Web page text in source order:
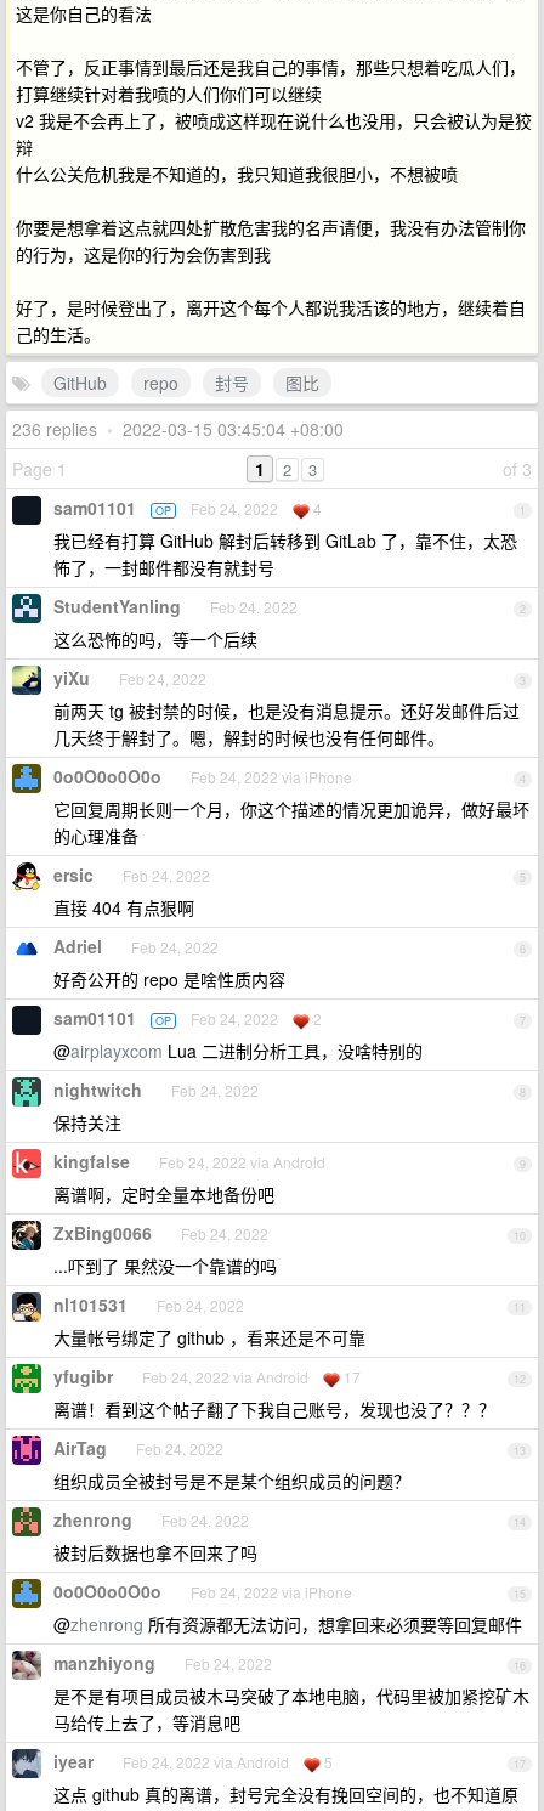
这是你自己的看法
不管了，反正事情到最后还是我自己的事情，那些只想着吃瓜人们，
打算继续针对着我喷的人们你们可以继续
v2 我是不会再上了，被喷成这样现在说什么也没用，只会被认为是狡
辩
什么公关危机我是不知道的，我只知道我很胆小，不想被喷
你要是想拿着这点就四处扩散危害我的名声请便，我没有办法管制你
的行为，这是你的行为会伤害到我
好了，是时候登出了，离开这个每个人都说我活该的地方，继续着自
己的生活。
GitHub
repo 封号
图比
236 replies • 2022-03-15 03:45:04 +08:00
Page 1
of 3
1 2 3
1
sam01101 OP Feb 24, 2022 4
我已经有打算 GitHub 解封后转移到 GitLab 了，靠不住，太恐
怖了，一封邮件都没有就封号
2
StudentYanling Feb 24, 2022
这么恐怖的吗，等一个后续
3
yiXu Feb 24, 2022
前两天 tg 被封禁的时候，也是没有消息提示。还好发邮件后过
几天终于解封了。嗯，解封的时候也没有任何邮件。
4
0o0O0o0O0o Feb 24, 2022 via iPhone
它回复周期长则一个月，你这个描述的情况更加诡异，做好最坏
的心理准备
5
ersic Feb 24, 2022
直接 404 有点狠啊
6
Adriel Feb 24, 2022
好奇公开的 repo 是啥性质内容
7
sam01101 OP Feb 24, 2022 2
@airplayxcom Lua 二进制分析工具，没啥特别的
8
nightwitch Feb 24, 2022
保持关注
9
kingfalse Feb 24, 2022 via Android
离谱啊，定时全量本地备份吧
10
ZxBing0066 Feb 24, 2022
...吓到了 果然没一个靠谱的吗
11
nl101531 Feb 24, 2022
大量帐号绑定了 github ，看来还是不可靠
12
yfugibr Feb 24, 2022 via Android 17
离谱！看到这个帖子翻了下我自己账号，发现也没了？？？
13
AirTag Feb 24, 2022
组织成员全被封号是不是某个组织成员的问题？
14
zhenrong Feb 24, 2022
被封后数据也拿不回来了吗
15
0o0O0o0O0o Feb 24, 2022 via iPhone
@zhenrong 所有资源都无法访问，想拿回来必须要等回复邮件
16
manzhiyong Feb 24, 2022
是不是有项目成员被木马突破了本地电脑，代码里被加紧挖矿木
马给传上去了，等消息吧
17
iyear Feb 24, 2022 via Android 5
这点 github 真的离谱，封号完全没有挽回空间的，也不知道原